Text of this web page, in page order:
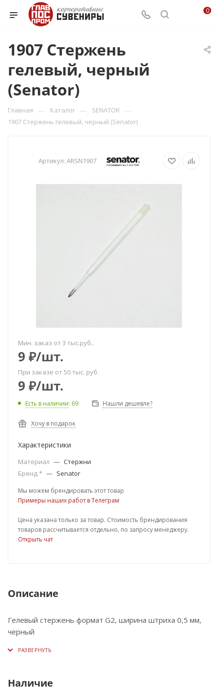
0
1907 Стержень
гелевый, черный
(Senator)
Главная — Каталог — SENATOR —
1907 Стержень гелевый, черный (Senator)
Артикул: ARSN1907
Мин. заказ от 3 тыс.руб..
9 ₽/шт.
При заказе от 50 тыс. руб.
9 ₽/шт.
Есть в наличии: 69 Нашли дешевле?
Хочу в подарок
Характеристики
Материал — Стержни
Бренд * — Senator
Мы можем брендировать этот товар
Примеры наших работ в Телеграм
Цена указана только за товар. Стоимость брендирования
товаров рассчитывается отдельно, по запросу менеджеру.
Открыть чат
Описание
Гелевый стержень формат G2, ширина штриха 0,5 мм,
черный
Наличие